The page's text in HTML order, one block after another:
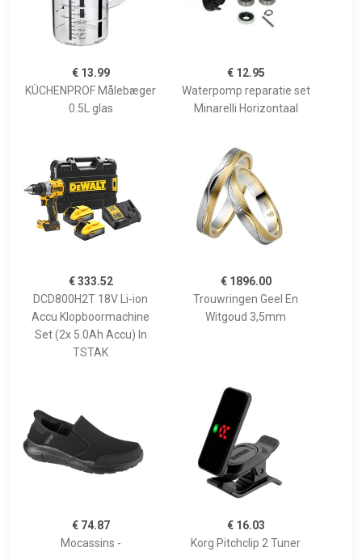
€ 13.99
KÜCHENPROF Målebæger
0.5L glas
€ 12.95
Waterpomp reparatie set
Minarelli Horizontaal
€ 333.52
DCD800H2T 18V Li-ion
Accu Klopboormachine
Set (2x 5.0Ah Accu) In
TSTAK
€ 1896.00
Trouwringen Geel En
Witgoud 3,5mm
€ 74.87
Mocassins -
€ 16.03
Korg Pitchclip 2 Tuner